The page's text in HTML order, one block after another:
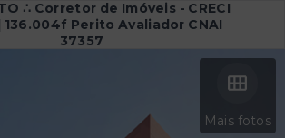
∴ Corretor de Imóveis - CRECI
Perito Avaliador CNAI
37357
Mais fotos